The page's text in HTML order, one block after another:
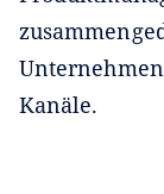
Kanäle.